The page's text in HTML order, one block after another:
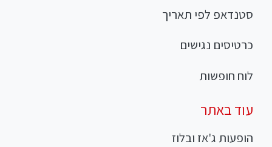
סטנדאפ לפי תאריך
כרטיסים נגישים
לוח חופשות
עוד באתר
הופעות ג'אז ובלוז